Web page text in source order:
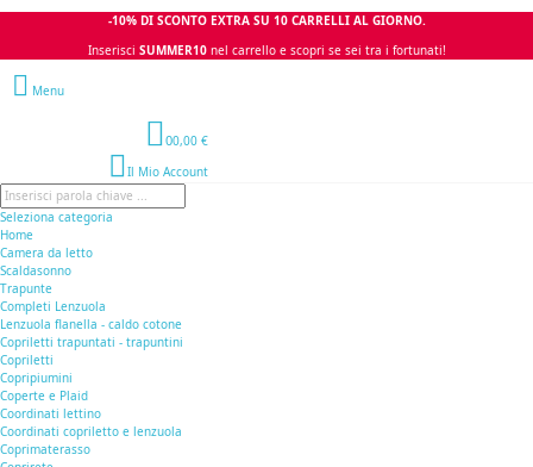
-10% DI SCONTO EXTRA SU 10 CARRELLI AL GIORNO.
Inserisci SUMMER10 nel carrello e scopri se sei tra i fortunati!
Menu
00,00 €
Il Mio Account
Seleziona categoria
Home
Camera da letto
Scaldasonno
Trapunte
Completi Lenzuola
Lenzuola flanella - caldo cotone
Copriletti trapuntati - trapuntini
Copriletti
Copripiumini
Coperte e Plaid
Coordinati lettino
Coordinati copriletto e lenzuola
Coprimaterasso